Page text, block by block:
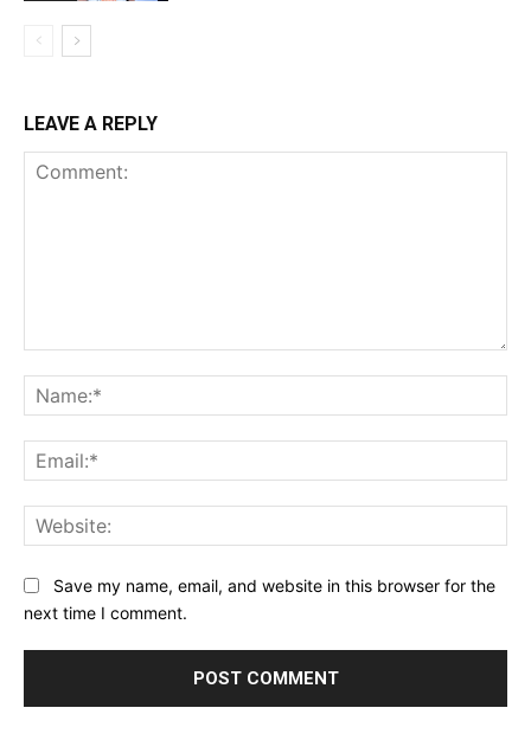
LEAVE A REPLY
Save my name, email, and website in this browser for the
next time I comment.